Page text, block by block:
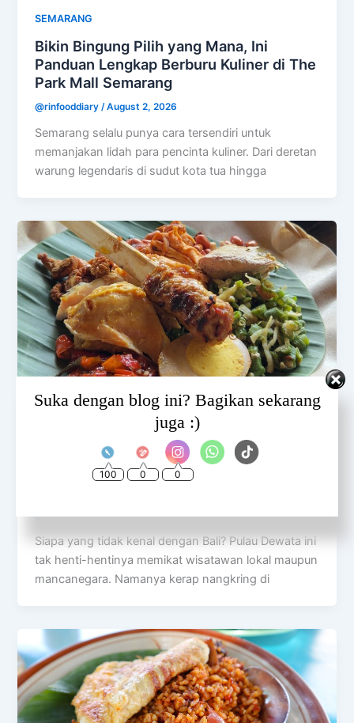
SEMARANG
Bikin Bingung Pilih yang Mana, Ini
Panduan Lengkap Berburu Kuliner di The
Park Mall Semarang
@rinfooddiary/August 2, 2026
Semarang selalu punya cara tersendiri untuk
memanjakan lidah para pencinta kuliner. Dari deretan
warung legendaris di sudut kota tua hingga
8 Rekomendasi Makanan Halal di Bali:
Dari Legendaris Sanur Hingga Jajanan
@rinfooddiary/August 2, 2026
Siapa yang tidak kenal dengan Bali? Pulau Dewata ini
tak henti-hentinya memikat wisatawan lokal maupun
mancanegara. Namanya kerap nangkring di
Suka dengan blog ini? Bagikan sekarang
juga :)
100 0
Set Youtube Channel ID
0